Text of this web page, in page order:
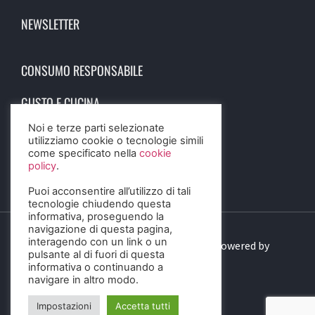
NEWSLETTER
CONSUMO RESPONSABILE
GUSTO E CUCINA
SCIENZA E SALUTE
STORIA E CULTURA
© 2023 Birra Informa. All Rights Reserved. Powered by
DIGITALSENSE
Noi e terze parti selezionate
utilizziamo cookie o tecnologie simili
come specificato nella cookie
policy.
Puoi acconsentire all’utilizzo di tali
tecnologie chiudendo questa
informativa, proseguendo la
navigazione di questa pagina,
interagendo con un link o un
pulsante al di fuori di questa
informativa o continuando a
navigare in altro modo.
Impostazioni Accetta tutti